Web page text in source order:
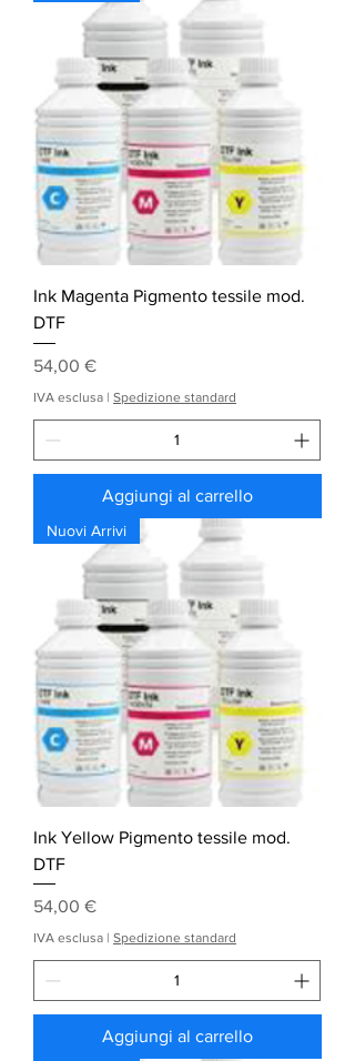
Ink Magenta Pigmento tessile mod.
DTF
Prezzo
54,00 €
IVA esclusa | Spedizione standard
Aggiungi al carrello
Nuovi Arrivi
Ink Yellow Pigmento tessile mod.
DTF
Prezzo
54,00 €
IVA esclusa | Spedizione standard
Aggiungi al carrello